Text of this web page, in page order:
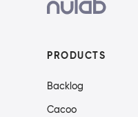
PRODUCTS
Backlog
Cacoo